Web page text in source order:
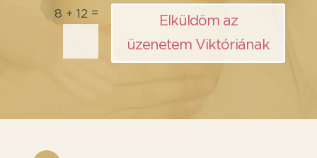
8 + 12 =
Elküldöm az
üzenetem Viktóriának